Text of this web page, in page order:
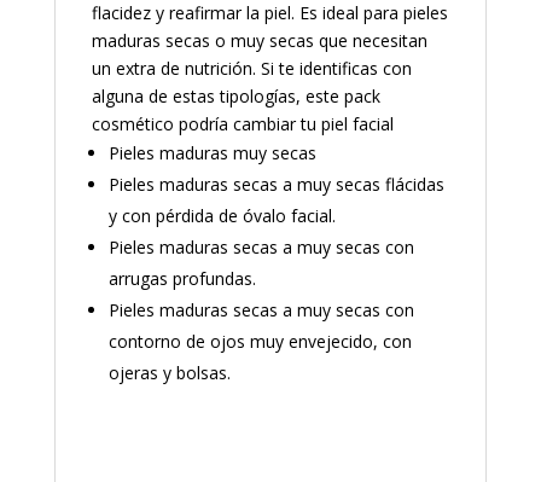
flacidez y reafirmar la piel. Es ideal para pieles
maduras secas o muy secas que necesitan
un extra de nutrición. Si te identificas con
alguna de estas tipologías, este pack
cosmético podría cambiar tu piel facial
Pieles maduras muy secas
Pieles maduras secas a muy secas flácidas
y con pérdida de óvalo facial.
Pieles maduras secas a muy secas con
arrugas profundas.
Pieles maduras secas a muy secas con
contorno de ojos muy envejecido, con
ojeras y bolsas.